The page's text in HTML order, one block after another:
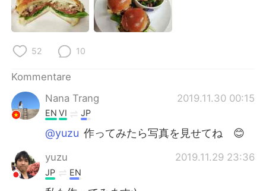
52 10
Kommentare
Nana Trang
2019.11.30 00:15
EN VI JP
@yuzu 作ってみたら写真を見せてね 😊
yuzu 2019.11.29 23:36
JP EN